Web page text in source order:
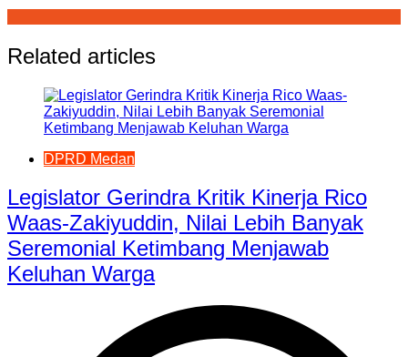
Related articles
DPRD Medan
Legislator Gerindra Kritik Kinerja Rico
Waas-Zakiyuddin, Nilai Lebih Banyak
Seremonial Ketimbang Menjawab
Keluhan Warga